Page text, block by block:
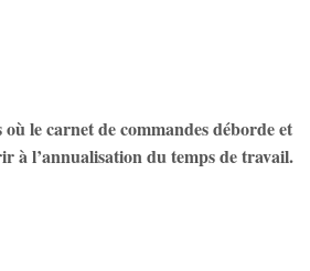
le carnet de commandes déborde et
à l’annualisation du temps de travail.